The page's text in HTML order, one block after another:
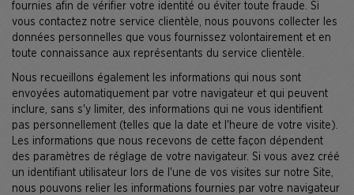
fournies afin de vérifier votre identité ou éviter toute fraude. Si
vous contactez notre service clientèle, nous pouvons collecter les
données personnelles que vous fournissez volontairement et en
toute connaissance aux représentants du service clientèle.
Nous recueillons également les informations qui nous sont
envoyées automatiquement par votre navigateur et qui peuvent
inclure, sans s'y limiter, des informations qui ne vous identifient
pas personnellement (telles que la date et l'heure de votre visite).
Les informations que nous recevons de cette façon dépendent
des paramètres de réglage de votre navigateur. Si vous avez créé
un identifiant utilisateur lors de l'une de vos visites sur notre Site,
nous pouvons relier les informations fournies par votre navigateur